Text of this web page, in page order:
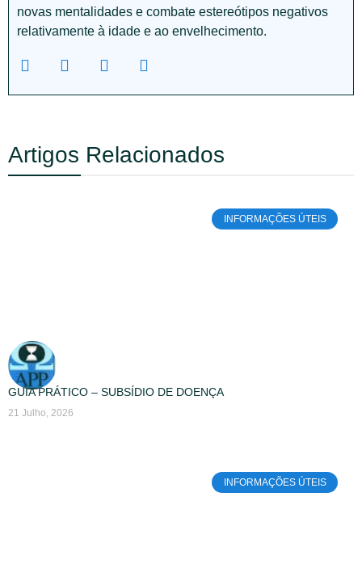
novas mentalidades e combate estereótipos negativos
relativamente à idade e ao envelhecimento.
Artigos Relacionados
INFORMAÇÕES ÚTEIS
GUIA PRÁTICO – SUBSÍDIO DE DOENÇA
21 Julho, 2026
INFORMAÇÕES ÚTEIS